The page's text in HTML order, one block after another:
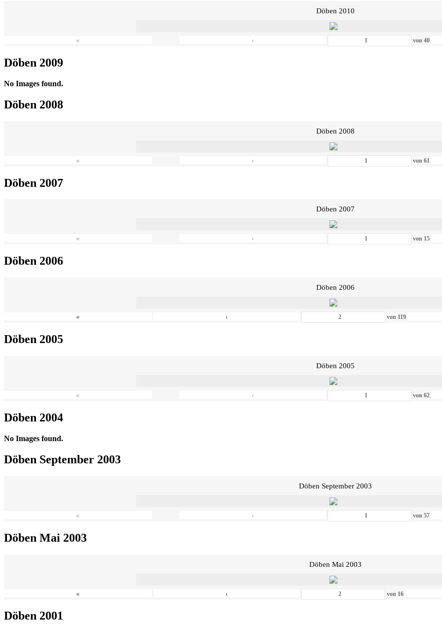
Döben 2010
« ‹ von40
Döben 2009
No Images found.
Döben 2008
Döben 2008
« ‹ von61
Döben 2007
Döben 2007
« ‹ von 15
Döben 2006
Döben 2006
« ‹ von 119
Döben 2005
Döben 2005
« ‹ von62
Döben 2004
No Images found.
Döben September 2003
Döben September 2003
« ‹ von57
Döben Mai 2003
Döben Mai 2003
« ‹ von 16
Döben 2001